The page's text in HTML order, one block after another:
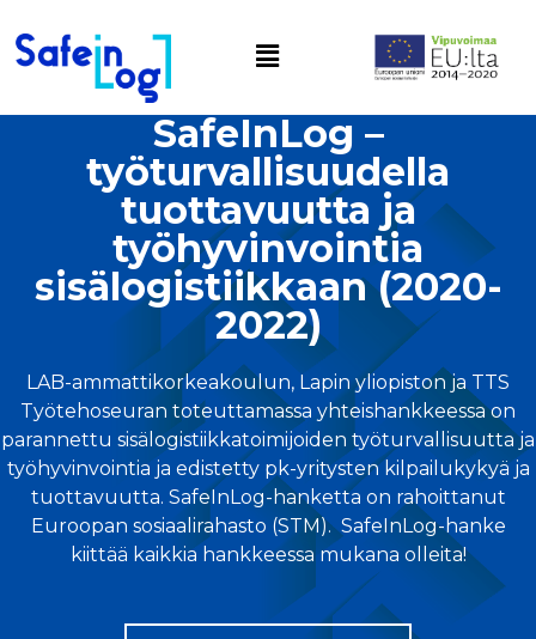
SafeInLog –
työturvallisuudella
tuottavuutta ja
työhyvinvointia
sisälogistiikkaan (2020-
2022)
LAB-ammattikorkeakoulun, Lapin yliopiston ja TTS
Työtehoseuran toteuttamassa yhteishankkeessa on
parannettu sisälogistiikkatoimijoiden työturvallisuutta ja
työhyvinvointia ja edistetty pk-yritysten kilpailukykyä ja
tuottavuutta. SafeInLog-hanketta on rahoittanut
Euroopan sosiaalirahasto (STM). SafeInLog-hanke
kiittää kaikkia hankkeessa mukana olleita!